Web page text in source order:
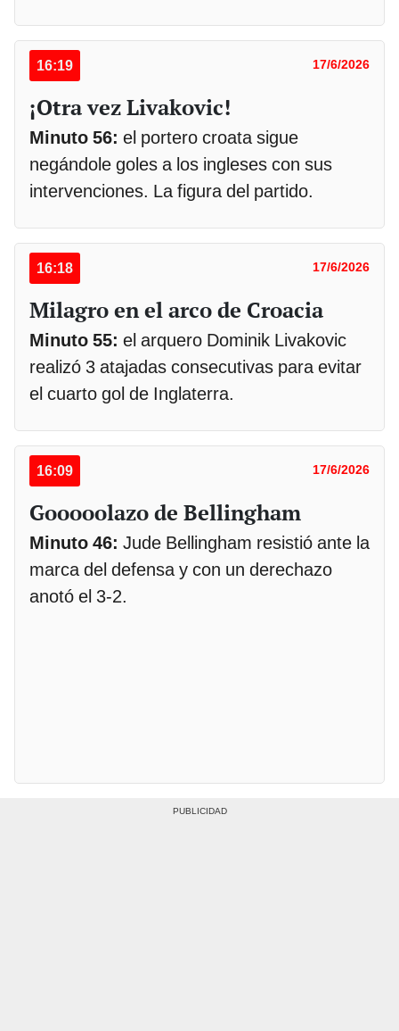
16:19 17/6/2026
¡Otra vez Livakovic!
Minuto 56: el portero croata sigue
negándole goles a los ingleses con sus
intervenciones. La figura del partido.
16:18 17/6/2026
Milagro en el arco de Croacia
Minuto 55: el arquero Dominik Livakovic
realizó 3 atajadas consecutivas para evitar
el cuarto gol de Inglaterra.
16:09 17/6/2026
Gooooolazo de Bellingham
Minuto 46: Jude Bellingham resistió ante la
marca del defensa y con un derechazo
anotó el 3-2.